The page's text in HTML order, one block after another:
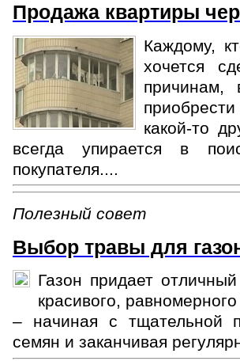
Продажа квартиры
Каждому,
хочется
причинам,
какой-то
всегда упирается в
покупателя....
Полезный совет
Выбор травы для
Газон придает
красивого,
– начиная с тщательной
семян и заканчивая